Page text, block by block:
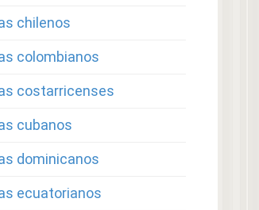
chilenos
colombianos
costarricenses
cubanos
dominicanos
ecuatorianos